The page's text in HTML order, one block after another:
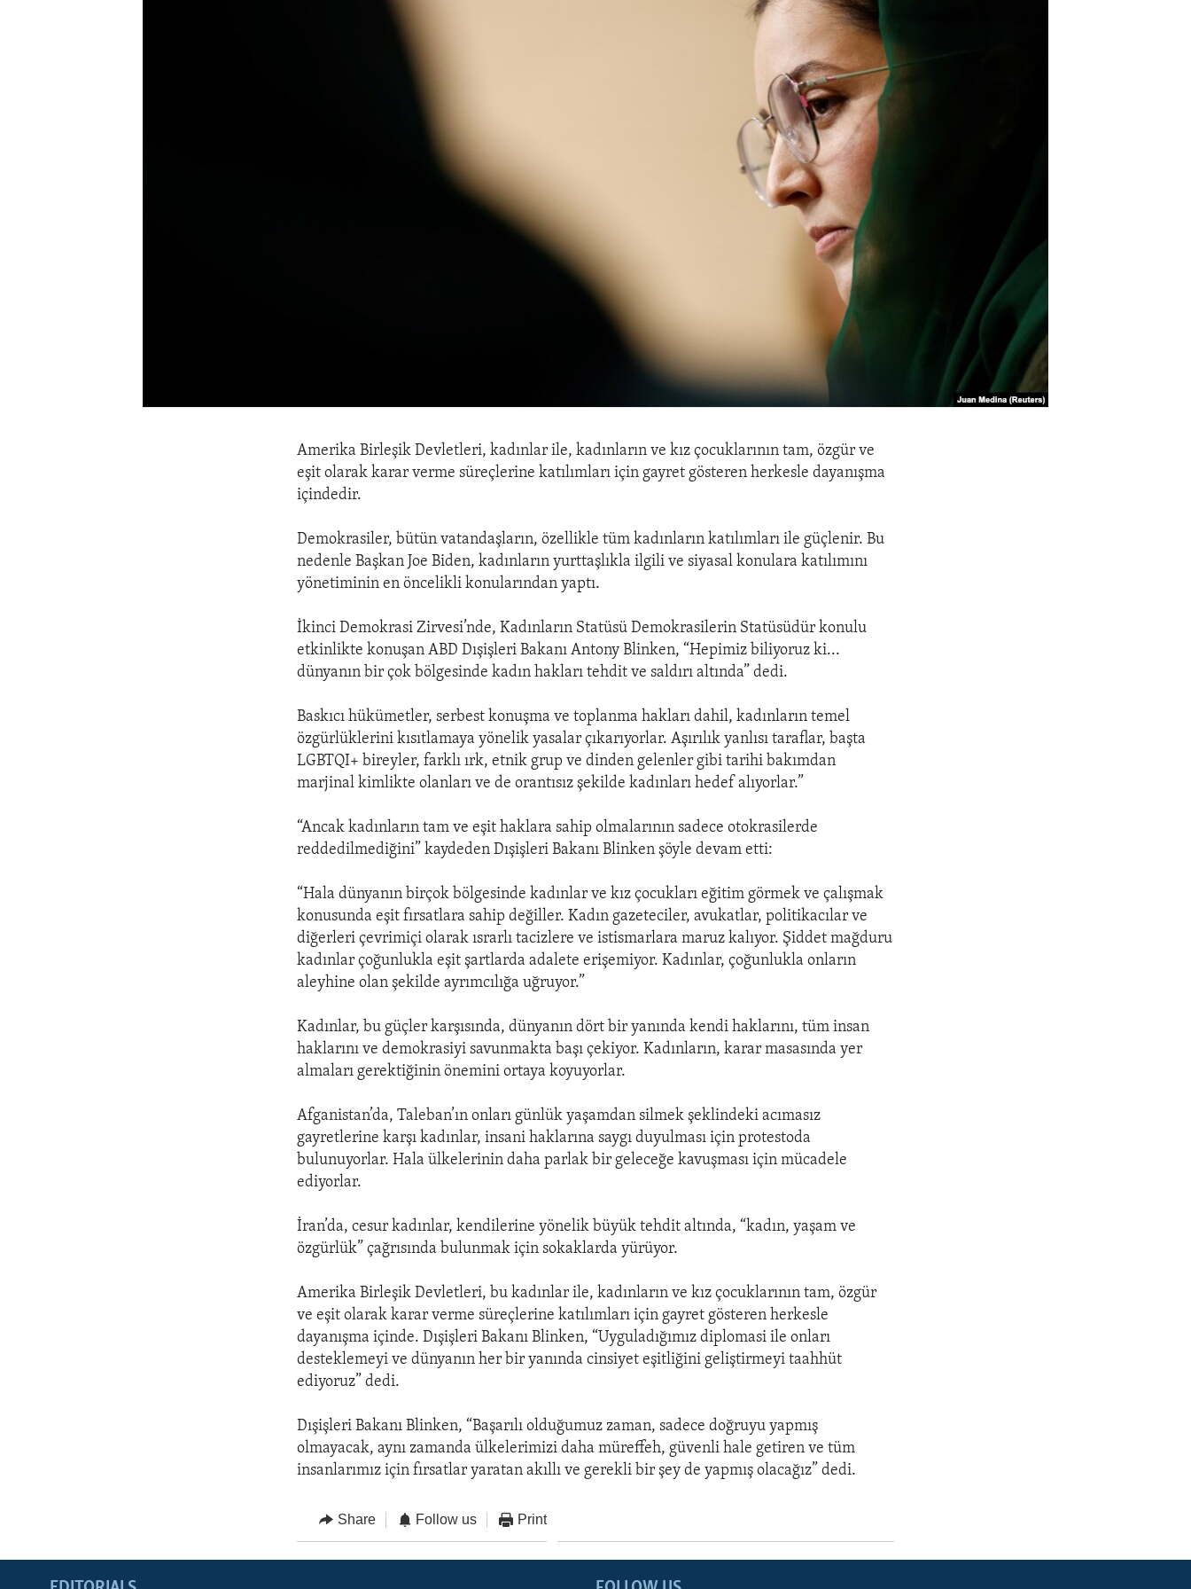
Amerika Birleşik Devletleri, kadınlar ile, kadınların ve kız çocuklarının tam, özgür ve
eşit olarak karar verme süreçlerine katılımları için gayret gösteren herkesle dayanışma
içindedir.
Demokrasiler, bütün vatandaşların, özellikle tüm kadınların katılımları ile güçlenir. Bu
nedenle Başkan Joe Biden, kadınların yurttaşlıkla ilgili ve siyasal konulara katılımını
yönetiminin en öncelikli konularından yaptı.
İkinci Demokrasi Zirvesi’nde, Kadınların Statüsü Demokrasilerin Statüsüdür konulu
etkinlikte konuşan ABD Dışişleri Bakanı Antony Blinken, “Hepimiz biliyoruz ki...
dünyanın bir çok bölgesinde kadın hakları tehdit ve saldırı altında” dedi.
Baskıcı hükümetler, serbest konuşma ve toplanma hakları dahil, kadınların temel
özgürlüklerini kısıtlamaya yönelik yasalar çıkarıyorlar. Aşırılık yanlısı taraflar, başta
LGBTQI+ bireyler, farklı ırk, etnik grup ve dinden gelenler gibi tarihi bakımdan
marjinal kimlikte olanları ve de orantısız şekilde kadınları hedef alıyorlar.”
“Ancak kadınların tam ve eşit haklara sahip olmalarının sadece otokrasilerde
reddedilmediğini” kaydeden Dışişleri Bakanı Blinken şöyle devam etti:
“Hala dünyanın birçok bölgesinde kadınlar ve kız çocukları eğitim görmek ve çalışmak
konusunda eşit fırsatlara sahip değiller. Kadın gazeteciler, avukatlar, politikacılar ve
diğerleri çevrimiçi olarak ısrarlı tacizlere ve istismarlara maruz kalıyor. Şiddet mağduru
kadınlar çoğunlukla eşit şartlarda adalete erişemiyor. Kadınlar, çoğunlukla onların
aleyhine olan şekilde ayrımcılığa uğruyor.”
Kadınlar, bu güçler karşısında, dünyanın dört bir yanında kendi haklarını, tüm insan
haklarını ve demokrasiyi savunmakta başı çekiyor. Kadınların, karar masasında yer
almaları gerektiğinin önemini ortaya koyuyorlar.
Afganistan’da, Taleban’ın onları günlük yaşamdan silmek şeklindeki acımasız
gayretlerine karşı kadınlar, insani haklarına saygı duyulması için protestoda
bulunuyorlar. Hala ülkelerinin daha parlak bir geleceğe kavuşması için mücadele
ediyorlar.
İran’da, cesur kadınlar, kendilerine yönelik büyük tehdit altında, “kadın, yaşam ve
özgürlük” çağrısında bulunmak için sokaklarda yürüyor.
Amerika Birleşik Devletleri, bu kadınlar ile, kadınların ve kız çocuklarının tam, özgür
ve eşit olarak karar verme süreçlerine katılımları için gayret gösteren herkesle
dayanışma içinde. Dışişleri Bakanı Blinken, “Uyguladığımız diplomasi ile onları
desteklemeyi ve dünyanın her bir yanında cinsiyet eşitliğini geliştirmeyi taahhüt
ediyoruz” dedi.
Dışişleri Bakanı Blinken, “Başarılı olduğumuz zaman, sadece doğruyu yapmış
olmayacak, aynı zamanda ülkelerimizi daha müreffeh, güvenli hale getiren ve tüm
insanlarımız için fırsatlar yaratan akıllı ve gerekli bir şey de yapmış olacağız” dedi.
Share Follow us Print